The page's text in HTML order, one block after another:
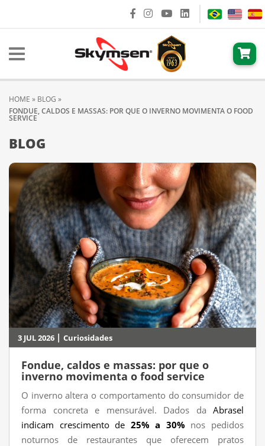
HOME » BLOG »
FONDUE, CALDOS E MASSAS: POR QUE O INVERNO MOVIMENTA O FOOD
SERVICE
BLOG
3 JUL 2026 | Curiosidades
Fondue, caldos e massas: por que o
inverno movimenta o food service
O inverno altera o comportamento do consumidor de
forma concreta e mensurável. Dados da Abrasel
indicam crescimento de 25% a 30% nos pedidos
noturnos de restaurantes que oferecem pratos